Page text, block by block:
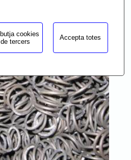
cookies
de tercers
Accepta totes